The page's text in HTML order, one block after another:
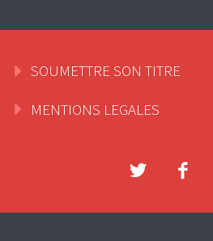
SOUMETTRE SON TITRE
MENTIONS LEGALES